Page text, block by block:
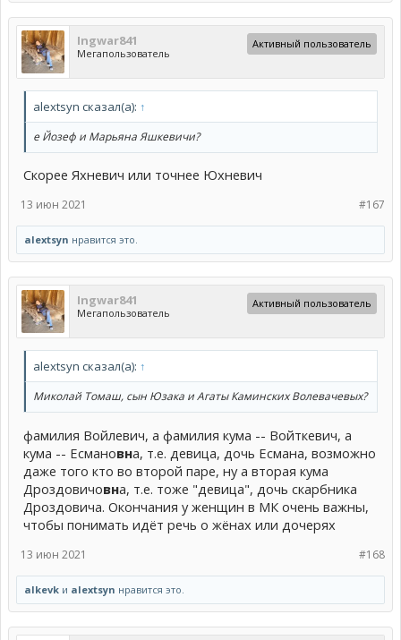
Ingwar841
Мегапользователь
Активный пользователь
alextsyn сказал(а): ↑
е Йозеф и Марьяна Яшкевичи?
Скорее Яхневич или точнее Юхневич
#167
13 июн 2021
alextsyn нравится это.
Ingwar841
Мегапользователь
Активный пользователь
alextsyn сказал(а): ↑
Миколай Томаш, сын Юзака и Агаты Каминских Волевачевых?
фамилия Войлевич, а фамилия кума -- Войткевич, а
кума -- Есмановна, т.е. девица, дочь Есмана, возможно
даже того кто во второй паре, ну а вторая кума
Дроздовичовна, т.е. тоже "девица", дочь скарбника
Дроздовича. Окончания у женщин в МК очень важны,
чтобы понимать идёт речь о жёнах или дочерях
#168
13 июн 2021
alkevk и alextsyn нравится это.